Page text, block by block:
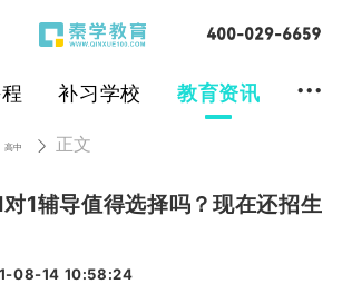
补习学校 教育资讯 ...
高中 正文
1辅导值得选择吗？现在还招生
08-14 10:58:24